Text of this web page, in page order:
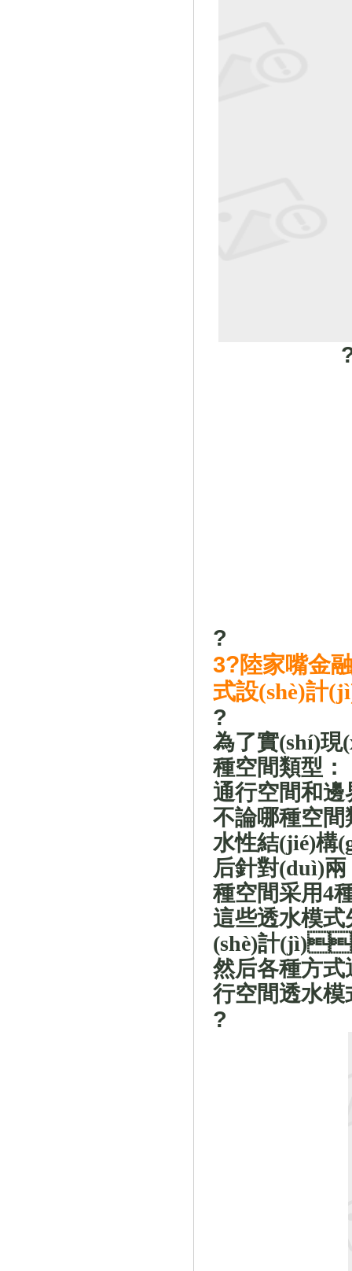
?
3?陸家嘴金
式設(shè)計
?
為了實(shí)現
種空間類型：
通行空間和邊
不論哪種空間
水性結(jié)構
后針對(duì)兩
種空間采用4
這些透水模
(shè)計
然后各種方式
行空間透水
?